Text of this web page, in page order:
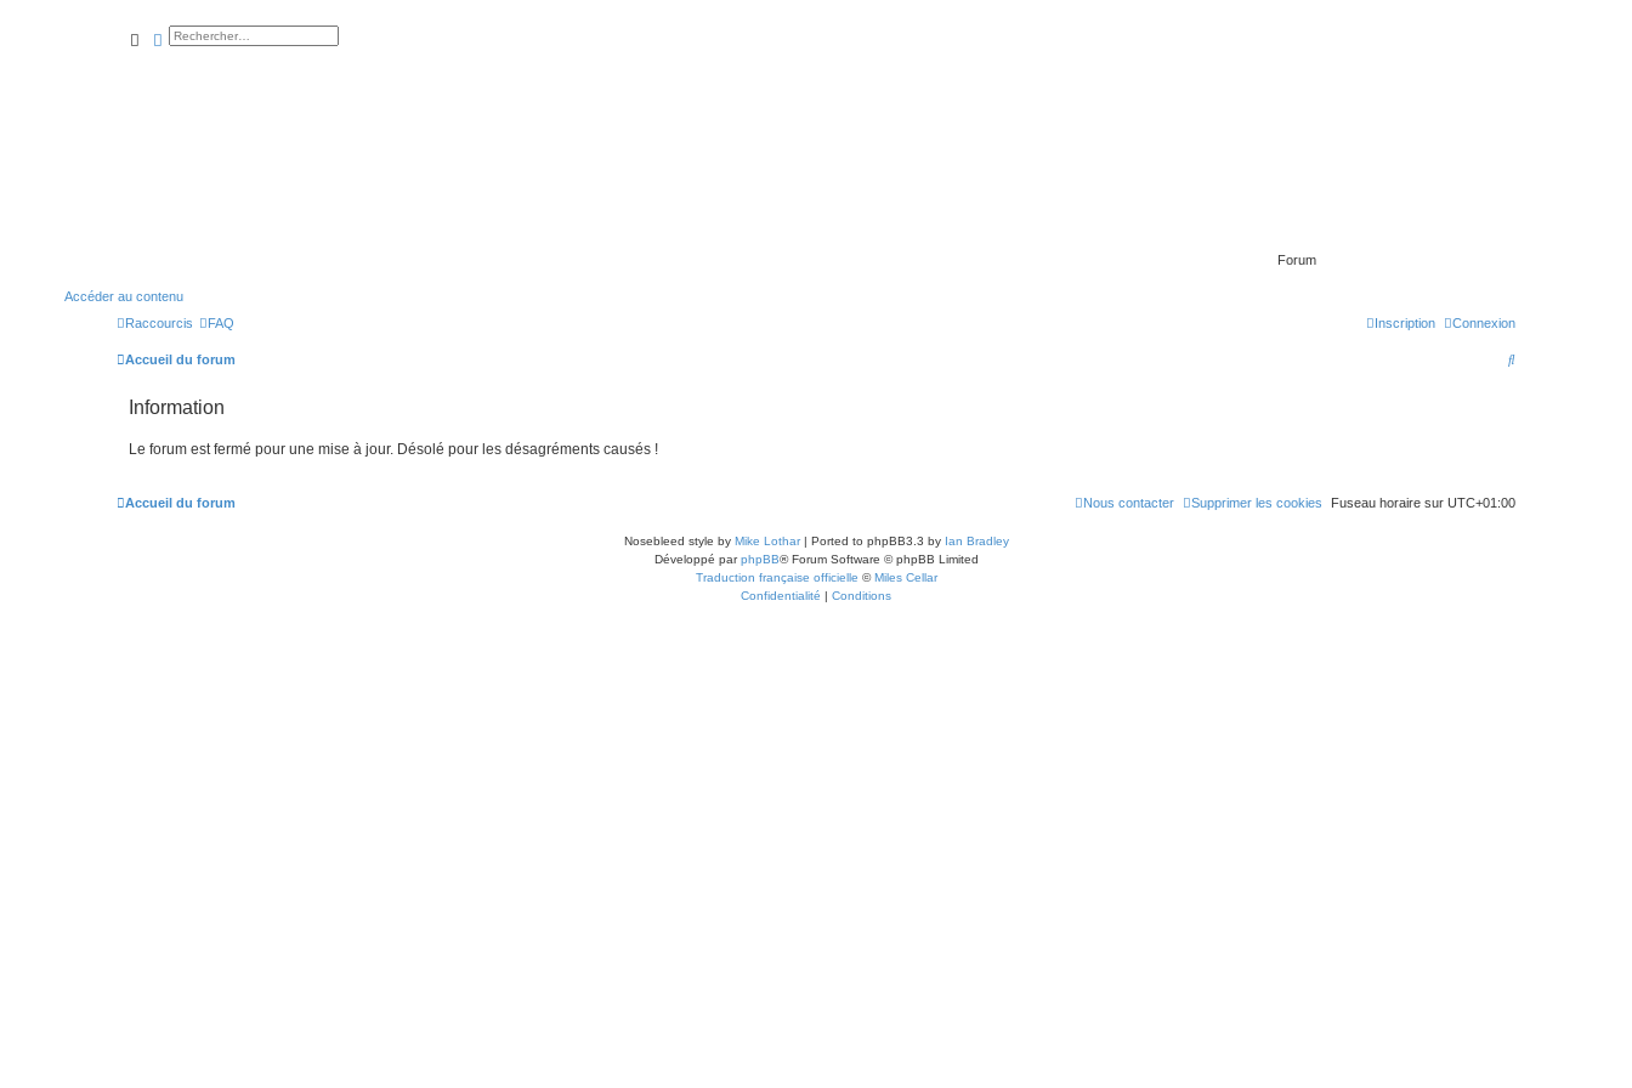
Forum
Accéder au contenu
rechercher
rechercheavancée
Raccourcis FAQ Connexion
Inscription
Accueil du forum
R
r
Information
Le forum est fermé pour une mise à jour. Désolé pour les désagréments causés !
Accueil du forum Fuseau horaire sur UTC+01:00
Supprimer les cookies
Nous contacter
Nosebleed style by Mike Lothar| Ported to phpBB3.3 by Ian Bradley
Développé parphpBB® Forum Software © phpBB Limited
Traduction française officielle ©Miles Cellar
Confidentialité | Conditions